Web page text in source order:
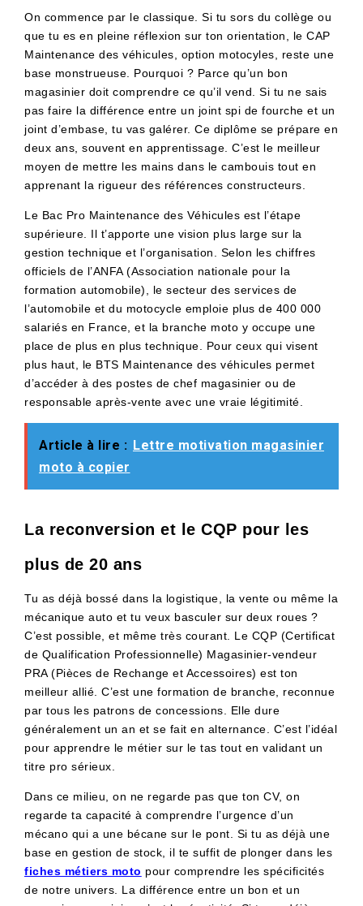
On commence par le classique. Si tu sors du collège ou
que tu es en pleine réflexion sur ton orientation, le CAP
Maintenance des véhicules, option motocyles, reste une
base monstrueuse. Pourquoi ? Parce qu’un bon
magasinier doit comprendre ce qu’il vend. Si tu ne sais
pas faire la différence entre un joint spi de fourche et un
joint d’embase, tu vas galérer. Ce diplôme se prépare en
deux ans, souvent en apprentissage. C’est le meilleur
moyen de mettre les mains dans le cambouis tout en
apprenant la rigueur des références constructeurs.
Le Bac Pro Maintenance des Véhicules est l’étape
supérieure. Il t’apporte une vision plus large sur la
gestion technique et l’organisation. Selon les chiffres
officiels de l’ANFA (Association nationale pour la
formation automobile), le secteur des services de
l’automobile et du motocycle emploie plus de 400 000
salariés en France, et la branche moto y occupe une
place de plus en plus technique. Pour ceux qui visent
plus haut, le BTS Maintenance des véhicules permet
d’accéder à des postes de chef magasinier ou de
responsable après-vente avec une vraie légitimité.
Article à lire : Lettre motivation magasinier
moto à copier
La reconversion et le CQP pour les
plus de 20 ans
Tu as déjà bossé dans la logistique, la vente ou même la
mécanique auto et tu veux basculer sur deux roues ?
C’est possible, et même très courant. Le CQP (Certificat
de Qualification Professionnelle) Magasinier-vendeur
PRA (Pièces de Rechange et Accessoires) est ton
meilleur allié. C’est une formation de branche, reconnue
par tous les patrons de concessions. Elle dure
généralement un an et se fait en alternance. C’est l’idéal
pour apprendre le métier sur le tas tout en validant un
titre pro sérieux.
Dans ce milieu, on ne regarde pas que ton CV, on
regarde ta capacité à comprendre l’urgence d’un
mécano qui a une bécane sur le pont. Si tu as déjà une
base en gestion de stock, il te suffit de plonger dans les
fiches métiers moto pour comprendre les spécificités
de notre univers. La différence entre un bon et un